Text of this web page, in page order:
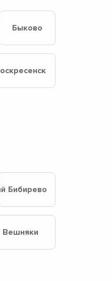
Быково
Бибирево
Вешняки